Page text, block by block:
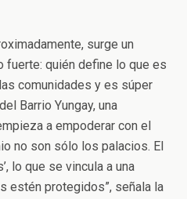
surge un
fuerte: quién define lo que es
comunidades y es súper
Barrio Yungay, una
a empoderar con el
no son sólo los palacios. El
lo que se vincula a una
estén protegidos”, señala la